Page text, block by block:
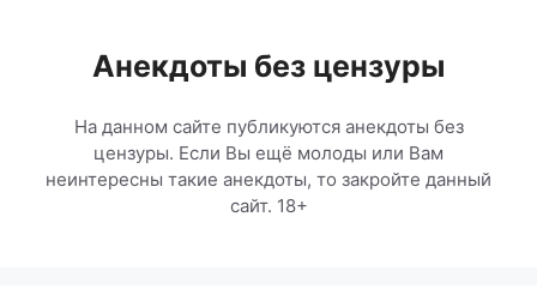
содержимомуАнекдоты без цензуры
На данном сайте публикуются анекдоты без
цензуры. Если Вы ещё молоды или Вам
неинтересны такие анекдоты, то закройте данный
сайт. 18+